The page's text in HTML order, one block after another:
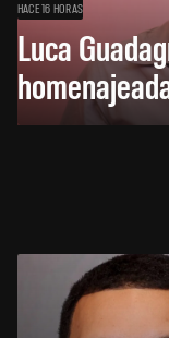
HACE 16 HORAS
Luca